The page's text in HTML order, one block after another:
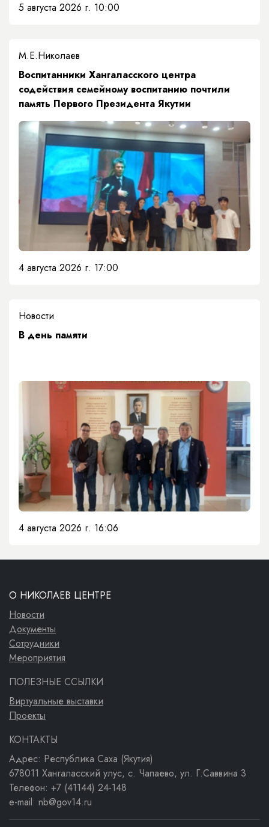
5 августа 2026 г. 10:00
М.Е.Николаев
​Воспитанники Хангаласского центра
содействия семейному воспитанию почтили
память Первого Президента Якутии
4 августа 2026 г. 17:00
Новости
​В день памяти
4 августа 2026 г. 16:06
О НИКОЛАЕВ ЦЕНТРЕ
Новости
Документы
Сотрудники
Мероприятия
ПОЛЕЗНЫЕ ССЫЛКИ
Виртуальные выставки
Проекты
КОНТАКТЫ
Адрес: Республика Саха (Якутия)
678011 Хангаласский улус, с. Чапаево, ул. Г.Саввина 3
Телефон: +7 (41144) 24-148
e-mail: nb@gov14.ru